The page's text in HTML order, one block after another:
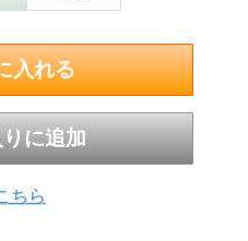
ました。
ちら